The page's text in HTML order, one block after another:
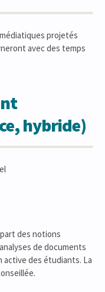
projetés
avec des temps
hybride)
des notions
de documents
des étudiants. La